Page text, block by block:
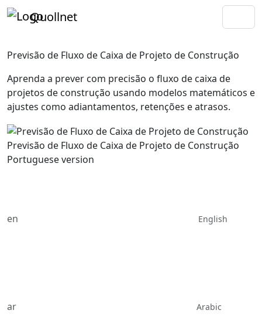
Quollnet
Previsão de Fluxo de Caixa de Projeto de Construção
Aprenda a prever com precisão o fluxo de caixa de
projetos de construção usando modelos matemáticos e
ajustes como adiantamentos, retenções e atrasos.
Previsão de Fluxo de Caixa de Projeto de Construção
Portuguese version
en English
ar Arabic